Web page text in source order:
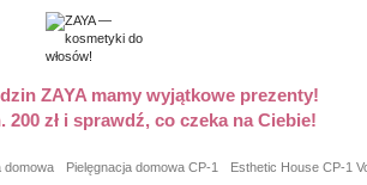
ZAYA mamy wyjątkowe prezenty!
200 zł i sprawdź, co czeka na Ciebie!
domowa Pielęgnacja domowa CP-1 Esthetic House CP-1